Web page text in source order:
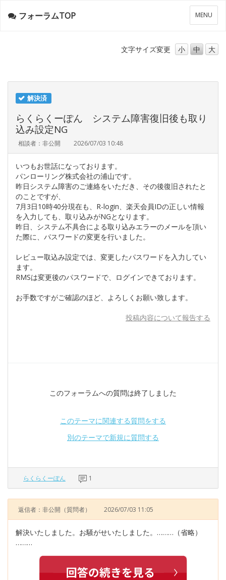
メ
ニ
ー
MENU
フォーラムTOP
文字サイズ変更 小 中 大
解決済
らくらくーぽん システム障害復旧後も取り
込み設定NG
相談者：非公開 2026/07/03 10:48
いつもお世話になっております。
パンローリング株式会社の浦山です。
昨日システム障害のご連絡をいただき、その後復旧されたと
のことですが、
7月3日10時40分現在も、R-login、楽天会員IDの正しい情報
を入力しても、取り込みがNGとなります。
昨日、システム不具合による取り込みエラーのメールを頂い
た際に、パスワードの変更を行いました。
レビュー取込み設定では、変更したパスワードを入力してい
ます。
RMSは変更後のパスワードで、ログインできております。
お手数ですがご確認のほど、よろしくお願い致します。
投稿内容について報告する
このフォーラムへの質問は終了しました
このテーマに関連する質問をする
別のテーマで新規に質問する
らくらくーぽん 1
返信者：非公開 （質問者） 2026/07/03 11:05
解決いたしました。お騒がせいたしました。………（省略）
………